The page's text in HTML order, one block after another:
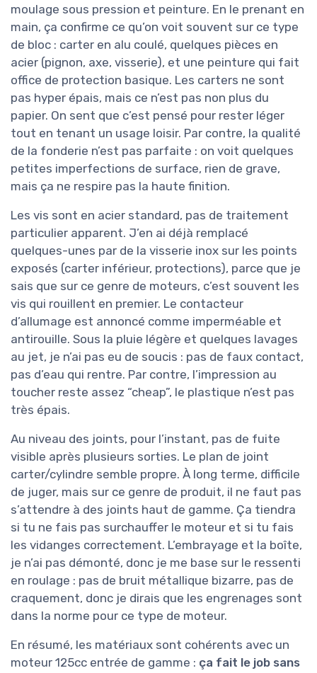
moulage sous pression et peinture. En le prenant en
main, ça confirme ce qu’on voit souvent sur ce type
de bloc : carter en alu coulé, quelques pièces en
acier (pignon, axe, visserie), et une peinture qui fait
office de protection basique. Les carters ne sont
pas hyper épais, mais ce n’est pas non plus du
papier. On sent que c’est pensé pour rester léger
tout en tenant un usage loisir. Par contre, la qualité
de la fonderie n’est pas parfaite : on voit quelques
petites imperfections de surface, rien de grave,
mais ça ne respire pas la haute finition.
Les vis sont en acier standard, pas de traitement
particulier apparent. J’en ai déjà remplacé
quelques-unes par de la visserie inox sur les points
exposés (carter inférieur, protections), parce que je
sais que sur ce genre de moteurs, c’est souvent les
vis qui rouillent en premier. Le contacteur
d’allumage est annoncé comme imperméable et
antirouille. Sous la pluie légère et quelques lavages
au jet, je n’ai pas eu de soucis : pas de faux contact,
pas d’eau qui rentre. Par contre, l’impression au
toucher reste assez “cheap”, le plastique n’est pas
très épais.
Au niveau des joints, pour l’instant, pas de fuite
visible après plusieurs sorties. Le plan de joint
carter/cylindre semble propre. À long terme, difficile
de juger, mais sur ce genre de produit, il ne faut pas
s’attendre à des joints haut de gamme. Ça tiendra
si tu ne fais pas surchauffer le moteur et si tu fais
les vidanges correctement. L’embrayage et la boîte,
je n’ai pas démonté, donc je me base sur le ressenti
en roulage : pas de bruit métallique bizarre, pas de
craquement, donc je dirais que les engrenages sont
dans la norme pour ce type de moteur.
En résumé, les matériaux sont cohérents avec un
moteur 125cc entrée de gamme : ça fait le job sans